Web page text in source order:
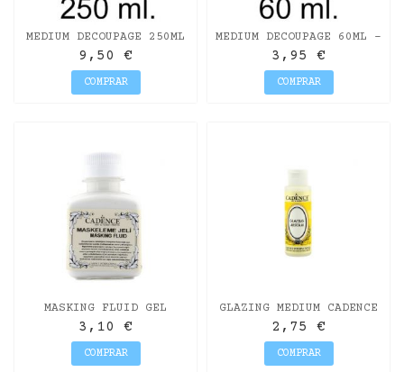
MEDIUM DECOUPAGE 250ML
- ARTIS CROMÁTICA
9,50 €
COMPRAR
MEDIUM DECOUPAGE 60ML -
ARTIS CROMÁTICA
3,95 €
COMPRAR
MASKING FLUID GEL
ENMASCARADOR CADENCE
100ML
3,10 €
COMPRAR
GLAZING MEDIUM CADENCE
70ML
2,75 €
COMPRAR